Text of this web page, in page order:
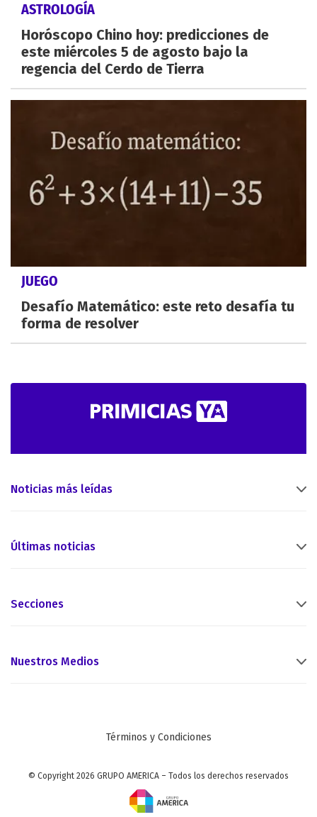
ASTROLOGÍA
Horóscopo Chino hoy: predicciones de
este miércoles 5 de agosto bajo la
regencia del Cerdo de Tierra
JUEGO
Desafío Matemático: este reto desafía tu
forma de resolver
Noticias más leídas
Últimas noticias
Secciones
Nuestros Medios
Términos y Condiciones
© Copyright 2026 GRUPO AMERICA – Todos los derechos reservados